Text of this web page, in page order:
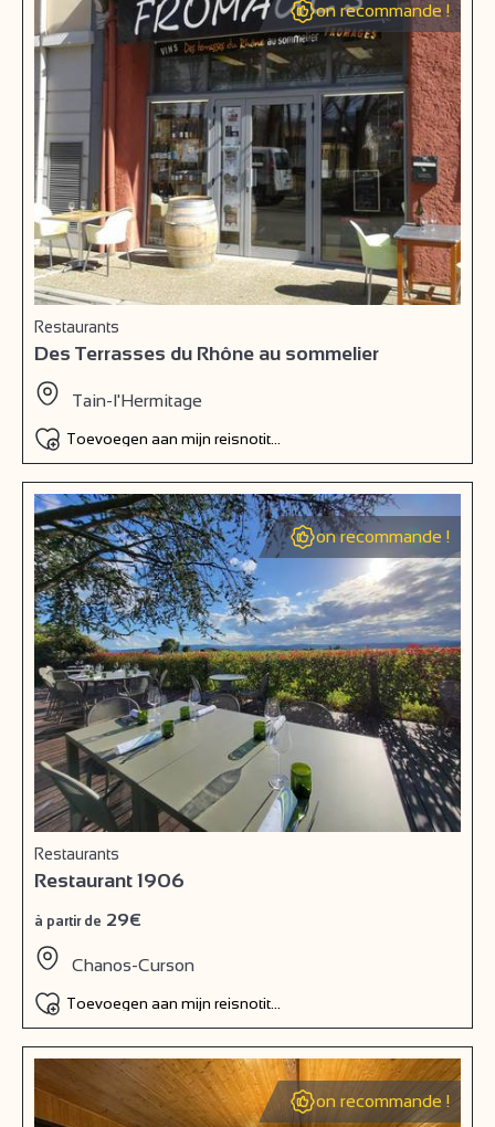
on recommande !
Restaurants
Des Terrasses du Rhône au sommelier
Tain-l'Hermitage
Toevoegen aan mijn reisnotitieboek
on recommande !
Restaurants
Restaurant 1906
à partir de 29€
Chanos-Curson
Toevoegen aan mijn reisnotitieboek
on recommande !